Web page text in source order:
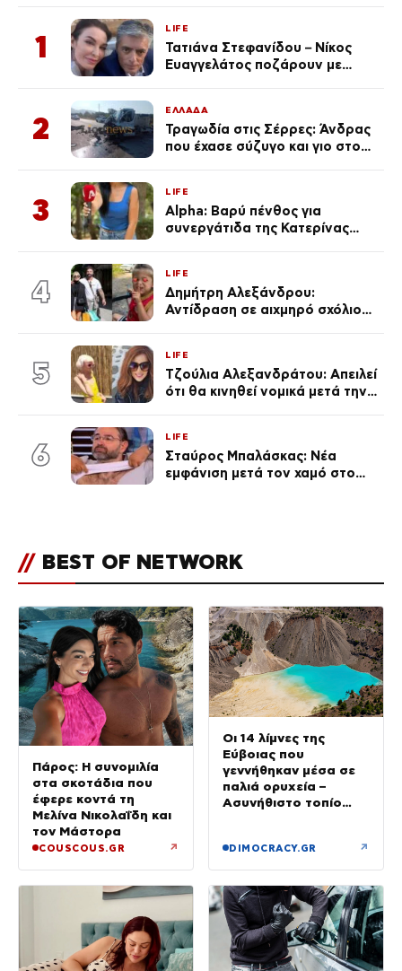
1
LIFE
Τατιάνα Στεφανίδου – Νίκος
Ευαγγελάτος ποζάρουν με
2
ΕΛΛΑΔΑ
Τραγωδία στις Σέρρες: Άνδρας
που έχασε σύζυγο και γιο στο
3
LIFE
Alpha: Βαρύ πένθος για
συνεργάτιδα της Κατερίνας
του Θεού»
4
LIFE
Δημήτρη Αλεξάνδρου:
Αντίδραση σε αιχμηρό σχόλιο
5
LIFE
Τζούλια Αλεξανδράτου: Απειλεί
ότι θα κινηθεί νομικά μετά την
6
LIFE
Σταύρος Μπαλάσκας: Νέα
εμφάνιση μετά τον χαμό στο
// BEST OF NETWORK
Πάρος: Η συνομιλία
στα σκοτάδια που
έφερε κοντά τη
Μελίνα Νικολαΐδη και
τον Μάστορα
COUSCOUS.GR ↗
Οι 14 λίμνες της
Εύβοιας που
γεννήθηκαν μέσα σε
παλιά ορυχεία –
Ασυνήθιστο τοπίο
DIMOCRACY.GR ↗